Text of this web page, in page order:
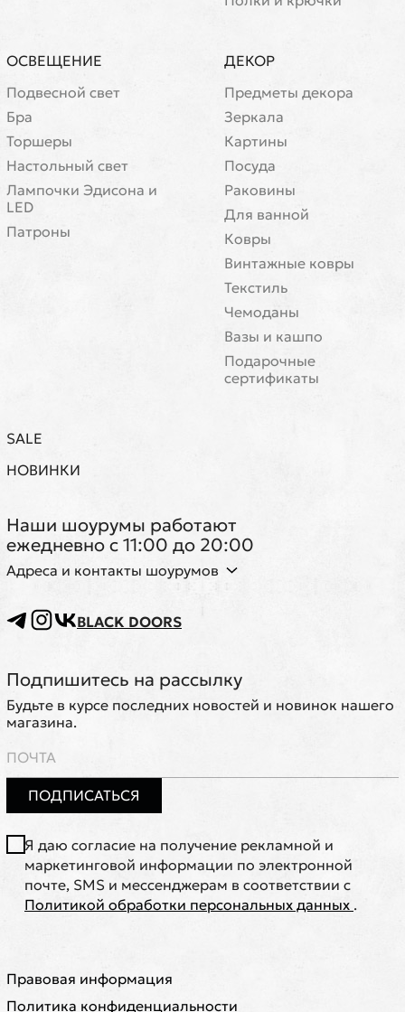
ОСВЕЩЕНИЕ
Подвесной свет
Бра
Торшеры
Настольный свет
Лампочки Эдисона и
LED
Патроны
ДЕКОР
Предметы декора
Зеркала
Картины
Посуда
Раковины
Для ванной
Ковры
Винтажные ковры
Текстиль
Чемоданы
Вазы и кашпо
Подарочные
сертификаты
SALE
НОВИНКИ
Наши шоурумы работают
ежедневно с 11:00 до 20:00
Адреса и контакты шоурумов
BLACK DOORS
Подпишитесь на рассылку
Будьте в курсе последних новостей и новинок нашего
магазина.
ПОДПИСАТЬСЯ
Я даю согласие на получение рекламной и
маркетинговой информации по электронной
почте, SMS и мессенджерам в соответствии с
Политикой обработки персональных данных .
Правовая информация
Политика конфиденциальности